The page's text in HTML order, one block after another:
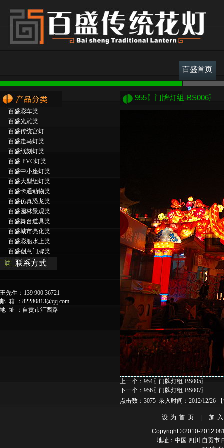
百盛首页
· 百盛彩车类
· 百盛光雕类
· 百盛传统宫灯
· 百盛走马灯类
· 百盛纸刻灯类
· 百盛-PVC灯类
· 百盛中小座灯类
· 百盛大型组灯类
· 百盛卡通动物类
· 百盛仿真恐龙类
· 百盛园林景观类
· 百盛舞台道具类
· 百盛城市亮化类
· 百盛彩船水上类
· 百盛创意门牌类
王先生：139 900 36721
邮 箱 ： 82280813@qq.com
地 址 ：自贡市汇西路
955〖门牌灯组-BS006〗
上一个： 954〖门牌灯组-BS005〗
下一个： 956〖门牌灯组-BS007〗
点击数：3075 录入时间：2012/12/26 【
设为首页 |加
Copyright ©2010-2012
地址：中国.四川.自贡